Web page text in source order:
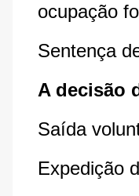
ocupação
Sentença
A decisão
Saída
Expedição